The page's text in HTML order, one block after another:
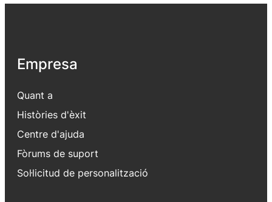
Empresa
Quant a
Històries d'èxit
Centre d'ajuda
Fòrums de suport
Sol·licitud de personalització